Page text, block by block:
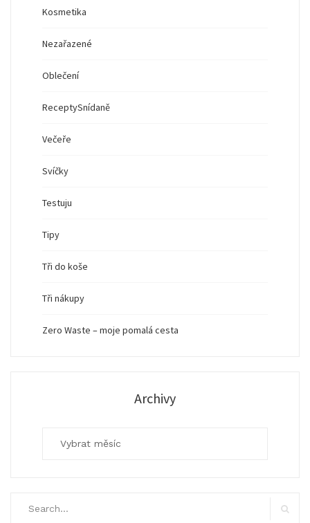
Kosmetika
Nezařazené
Oblečení
ReceptySnídaně
Večeře
Svíčky
Testuju
Tipy
Tři do koše
Tři nákupy
Zero Waste – moje pomalá cesta
Archivy